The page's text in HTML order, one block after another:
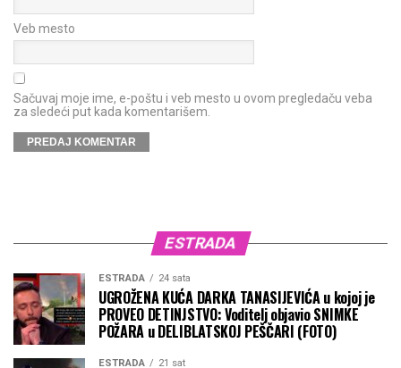
Veb mesto
Sačuvaj moje ime, e-poštu i veb mesto u ovom pregledaču veba
za sledeći put kada komentarišem.
ESTRADA
ESTRADA 24 sata
UGROŽENA KUĆA DARKA TANASIJEVIĆA u kojoj je
PROVEO DETINJSTVO: Voditelj objavio SNIMKE
POŽARA u DELIBLATSKOJ PEŠČARI (FOTO)
ESTRADA 21 sat